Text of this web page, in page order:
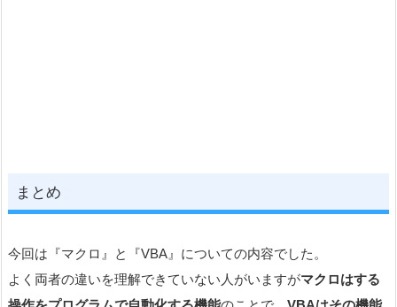
まとめ
今回は『マクロ』と『VBA』についての内容でした。
よく両者の違いを理解できていない人がいますがマクロはする